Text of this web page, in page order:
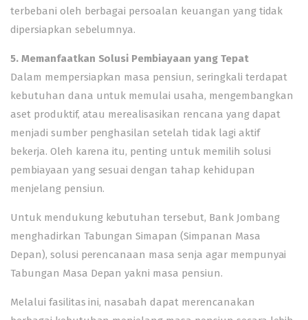
terbebani oleh berbagai persoalan keuangan yang tidak
dipersiapkan sebelumnya.
5. Memanfaatkan Solusi Pembiayaan yang Tepat
Dalam mempersiapkan masa pensiun, seringkali terdapat
kebutuhan dana untuk memulai usaha, mengembangkan
aset produktif, atau merealisasikan rencana yang dapat
menjadi sumber penghasilan setelah tidak lagi aktif
bekerja. Oleh karena itu, penting untuk memilih solusi
pembiayaan yang sesuai dengan tahap kehidupan
menjelang pensiun.
Untuk mendukung kebutuhan tersebut, Bank Jombang
menghadirkan Tabungan Simapan (Simpanan Masa
Depan), solusi perencanaan masa senja agar mempunyai
Tabungan Masa Depan yakni masa pensiun.
Melalui fasilitas ini, nasabah dapat merencanakan